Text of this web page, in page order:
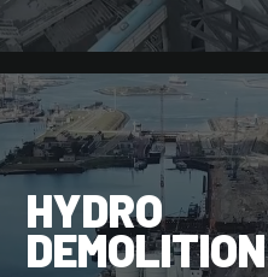
HYDRO
DEMOLITION